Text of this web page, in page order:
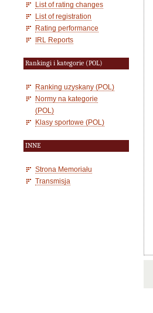
List of rating changes
List of registration
Rating performance
IRL Reports
Rankingi i kategorie (POL)
Ranking uzyskany (POL)
Normy na kategorie
(POL)
Klasy sportowe (POL)
INNE
Strona Memoriału
Transmisja